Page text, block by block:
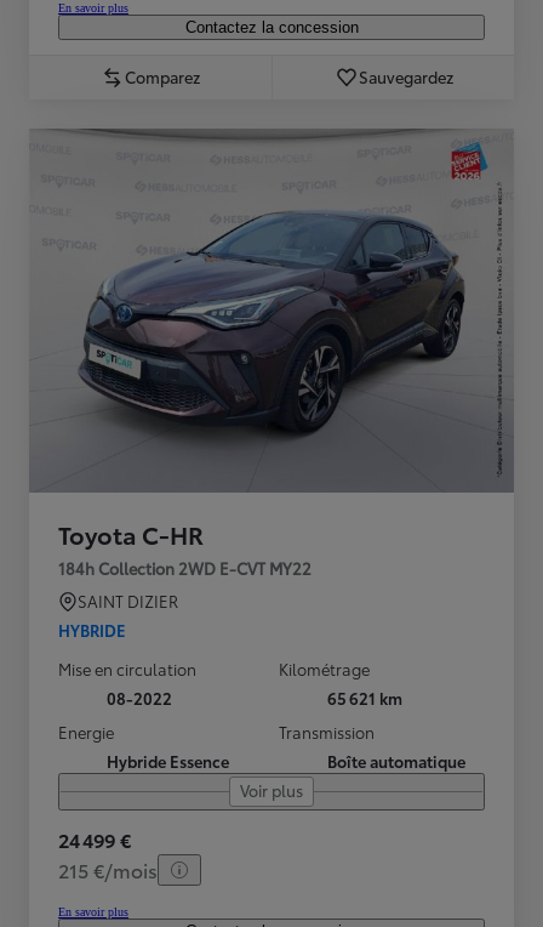
En savoir plus
Contactez la concession
Comparez Sauvegardez
Toyota C-HR
184h Collection 2WD E-CVT MY22
SAINT DIZIER
HYBRIDE
Mise en circulation
08-2022
Kilométrage
65 621 km
Energie
Hybride Essence
Transmission
Boîte automatique
Voir plus
24 499 €
215 €/mois
En savoir plus